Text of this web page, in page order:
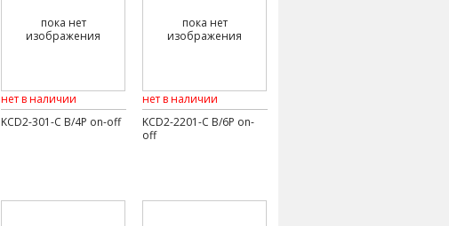
пока нет
изображения
нет в наличии
KCD2-301-C B/4P on-off
пока нет
изображения
нет в наличии
KCD2-2201-C B/6P on-
off